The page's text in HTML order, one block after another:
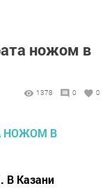
ножом в
1378 0 0
В Казани